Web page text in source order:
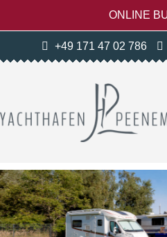
ONLINE
+49 171 47 02 786
Previous